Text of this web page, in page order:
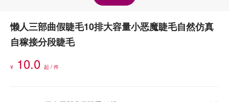
懒人三部曲假睫毛10排大容量小恶魔睫毛自然仿真
自稼接分段睫毛
¥ 10.0 起 / 件